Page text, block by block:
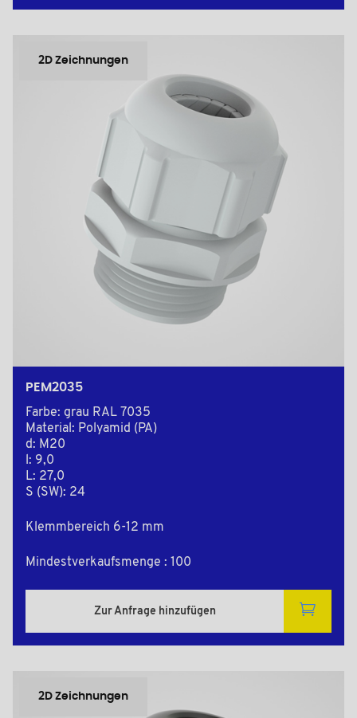
2D Zeichnungen
PEM2035
Farbe: grau RAL 7035
Material: Polyamid (PA)
d: M20
l: 9,0
L: 27,0
S (SW): 24
Klemmbereich 6-12 mm
Mindestverkaufsmenge : 100
Zur Anfrage hinzufügen
2D Zeichnungen